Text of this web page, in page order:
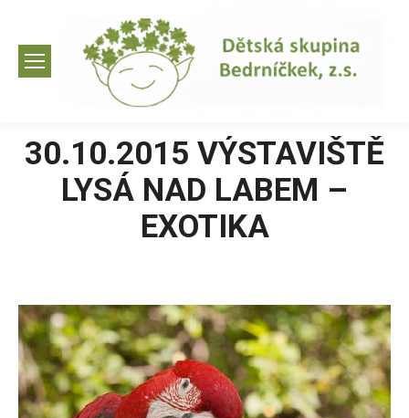
30.10.2015 VÝSTAVIŠTĚ
LYSÁ NAD LABEM –
EXOTIKA